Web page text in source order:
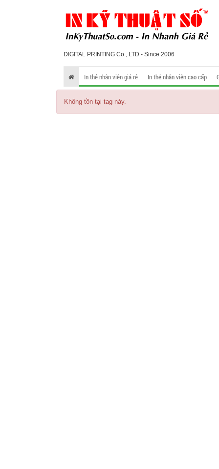
DIGITAL PRINTING Co., LTD - Since 2006
In thẻ nhân viên giá rẻ In thẻ nhân viên cao cấp
Không tồn tại tag này.